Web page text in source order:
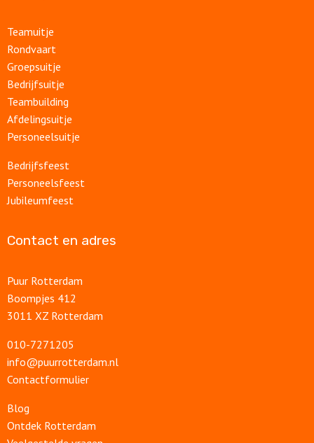
Teamuitje
Rondvaart
Groepsuitje
Bedrijfsuitje
Teambuilding
Afdelingsuitje
Personeelsuitje
Bedrijfsfeest
Personeelsfeest
Jubileumfeest
Contact en adres
Puur Rotterdam
Boompjes 412
3011 XZ Rotterdam
010-7271205
info@puurrotterdam.nl
Contactformulier
Blog
Ontdek Rotterdam